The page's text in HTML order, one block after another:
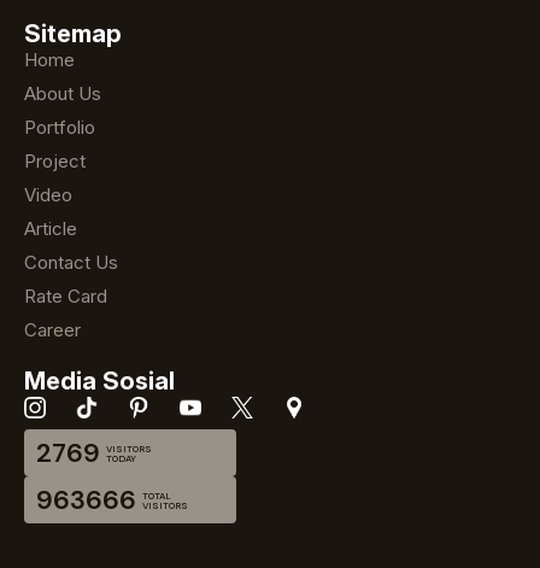
Sitemap
Home
About Us
Portfolio
Project
Video
Article
Contact Us
Rate Card
Career
Media Sosial
2769 VISITORS
TODAY
963666 TOTAL
VISITORS